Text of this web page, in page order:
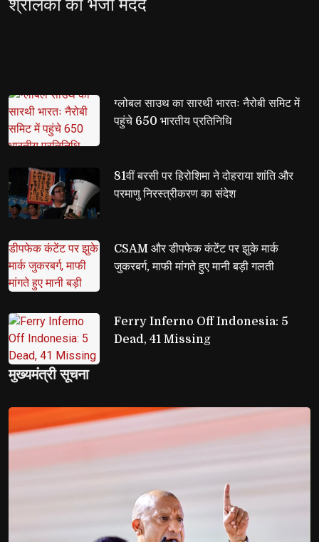
श्रीलंका को भेजी मदद
ग्लोबल साउथ का सारथी भारतः नैरोबी समिट में
पहुंचे 650 भारतीय प्रतिनिधि
81वीं बरसी पर हिरोशिमा ने दोहराया शांति और
परमाणु निरस्त्रीकरण का संदेश
CSAM और डीपफेक कंटेंट पर झुके मार्क
जुकरबर्ग, माफी मांगते हुए मानी बड़ी गलती
Ferry Inferno Off Indonesia: 5
Dead, 41 Missing
मुख्यमंत्री सूचना